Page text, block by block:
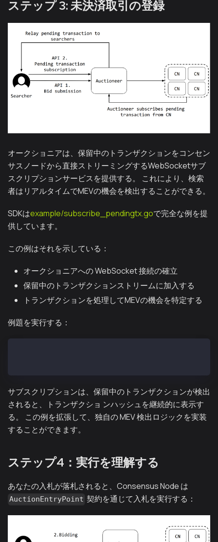
ステップ 3: 未決済取引の登録
オークショニアは、保留中のトランザクションをコンセン
サスノードから直接ストリーミングするWebSocketサブ
スクリプションサービスを提供する。 これにより、検索
者はリアルタイムでMEVの機会を検出することができる。
SDKはexample/subscribe_pendingtx.goで完全な例を提
供しています。
この例はそれを示している：
オークショニアへの WebSocket 接続の確立
保留中のトランザクションストリームに加入する
トランザクションを処理してMEVの機会を特定する
例題を実行する：
サブスクリプションは、保留中のトランザクションが検出
されると、トランザクショ ンハッシュを継続的に表示す
る。 この例を拡張して、独自の MEV 検出ロジックを実装
することができます。
ステップ4：実行を理解する
あなたの入札が落札されると、Consensus Node は
AuctionEntryPoint 契約を通じて入札を実行する：